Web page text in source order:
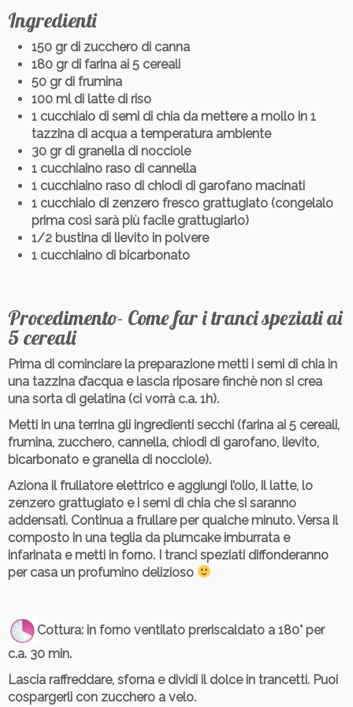
Ingredienti
150 gr di zucchero di canna
180 gr di farina ai 5 cereali
50 gr di frumina
100 ml di latte di riso
1 cucchiaio di semi di chia da mettere a mollo in 1
tazzina di acqua a temperatura ambiente
30 gr di granella di nocciole
1 cucchiaino raso di cannella
1 cucchiaino raso di chiodi di garofano macinati
1 cucchiaio di zenzero fresco grattugiato (congelalo
prima così sarà più facile grattugiarlo)
1/2 bustina di lievito in polvere
1 cucchiaino di bicarbonato
Procedimento- Come far i tranci speziati ai
5 cereali
Prima di cominciare la preparazione metti i semi di chia in
una tazzina d’acqua e lascia riposare finchè non si crea
una sorta di gelatina (ci vorrà c.a. 1h).
Metti in una terrina gli ingredienti secchi (farina ai 5 cereali,
frumina, zucchero, cannella, chiodi di garofano, lievito,
bicarbonato e granella di nocciole).
Aziona il frullatore elettrico e aggiungi l’olio, il latte, lo
zenzero grattugiato e i semi di chia che si saranno
addensati. Continua a frullare per qualche minuto. Versa il
composto in una teglia da plumcake imburrata e
infarinata e metti in forno. I tranci speziati diffonderanno
per casa un profumino delizioso
Cottura: in forno ventilato preriscaldato a 180° per
c.a. 30 min.
Lascia raffreddare, sforna e dividi il dolce in trancetti. Puoi
cospargerli con zucchero a velo.